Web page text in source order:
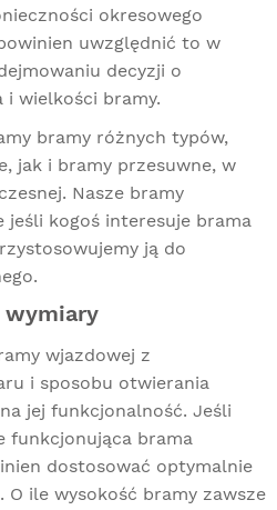
okresowego
uwzględnić to w
decyzji o
i wielkości bramy.
bramy różnych typów,
jak i bramy przesuwne, w
Nasze bramy
jeśli kogoś interesuje brama
ją do
wymiary
wjazdowej z
i sposobu otwierania
jej funkcjonalność. Jeśli
funkcjonująca brama
dostosować optymalnie
ile wysokość bramy zawsze